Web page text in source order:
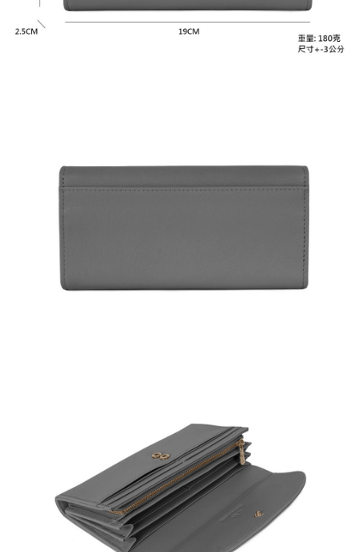
４．使用「AFTEE先享後付」時，將依據個別帳號之用戶狀況，依本公司即
時審查核予不同之上限額度；若仍有額度不足之情形，本公司將視審查結果
國家/地區配送 查看運費